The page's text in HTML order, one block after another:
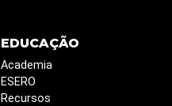
EDUCAÇÃO
Academia
ESERO
Recursos